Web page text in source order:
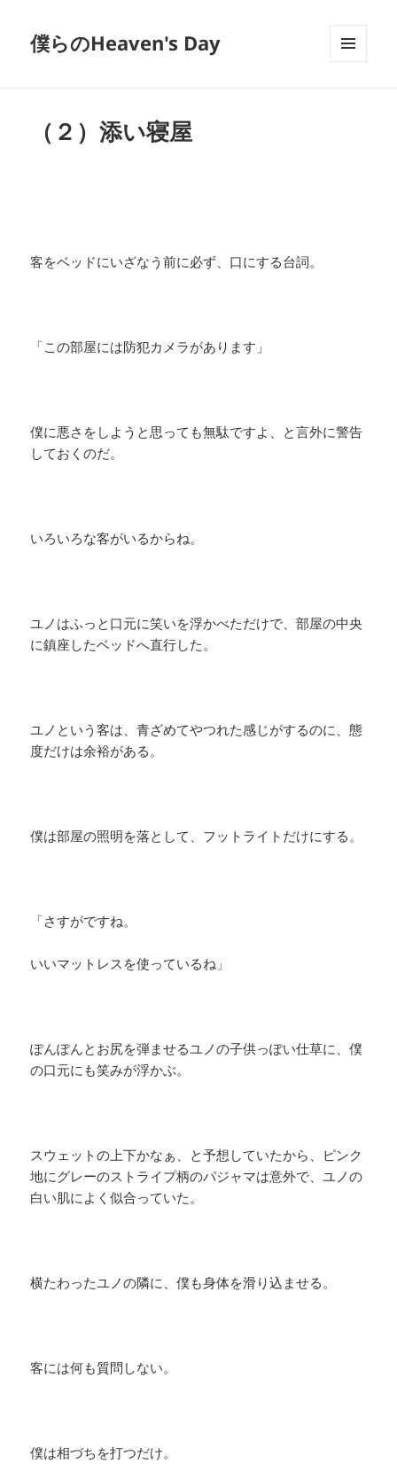
僕らのHeaven's Day
（２）添い寝屋
客をベッドにいざなう前に必ず、口にする台詞。
「この部屋には防犯カメラがあります」
僕に悪さをしようと思っても無駄ですよ、と言外に警告
しておくのだ。
いろいろな客がいるからね。
ユノはふっと口元に笑いを浮かべただけで、部屋の中央
に鎮座したベッドへ直行した。
ユノという客は、青ざめてやつれた感じがするのに、態
度だけは余裕がある。
僕は部屋の照明を落として、フットライトだけにする。
「さすがですね。
いいマットレスを使っているね」
ぽんぽんとお尻を弾ませるユノの子供っぽい仕草に、僕
の口元にも笑みが浮かぶ。
スウェットの上下かなぁ、と予想していたから、ピンク
地にグレーのストライプ柄のパジャマは意外で、ユノの
白い肌によく似合っていた。
横たわったユノの隣に、僕も身体を滑り込ませる。
客には何も質問しない。
僕は相づちを打つだけ。